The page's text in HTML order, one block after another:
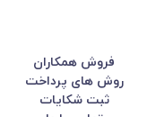
فروش همکاران
روش های پرداخت
ثبت شکایات